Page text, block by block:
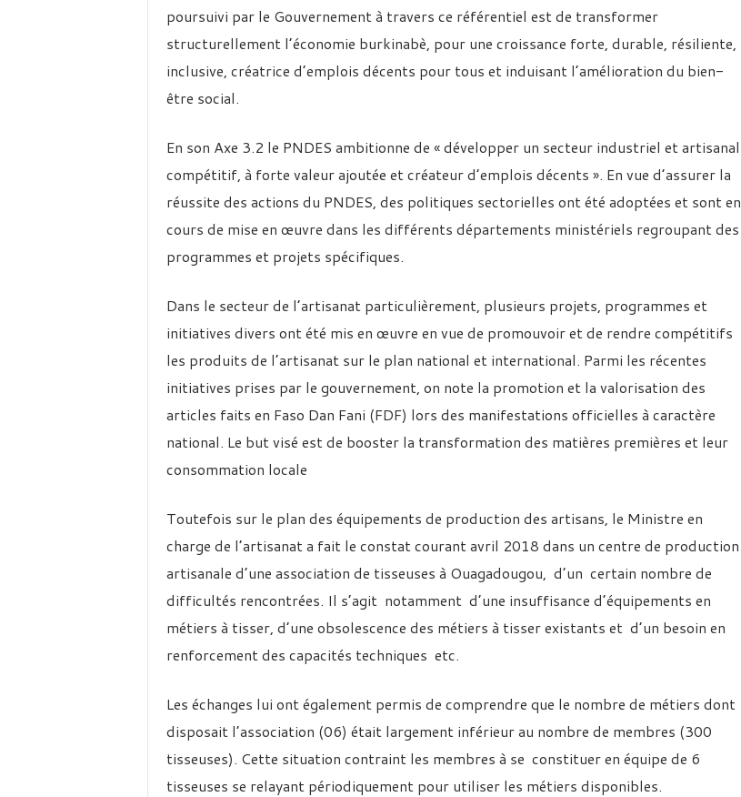
poursuivi par le Gouvernement à travers ce référentiel est de transformer
structurellement l’économie burkinabè, pour une croissance forte, durable, résiliente,
inclusive, créatrice d’emplois décents pour tous et induisant l’amélioration du bien-
être social.
En son Axe 3.2 le PNDES ambitionne de « développer un secteur industriel et artisanal
compétitif, à forte valeur ajoutée et créateur d’emplois décents ». En vue d’assurer la
réussite des actions du PNDES, des politiques sectorielles ont été adoptées et sont en
cours de mise en œuvre dans les différents départements ministériels regroupant des
programmes et projets spécifiques.
Dans le secteur de l’artisanat particulièrement, plusieurs projets, programmes et
initiatives divers ont été mis en œuvre en vue de promouvoir et de rendre compétitifs
les produits de l’artisanat sur le plan national et international. Parmi les récentes
initiatives prises par le gouvernement, on note la promotion et la valorisation des
articles faits en Faso Dan Fani (FDF) lors des manifestations officielles à caractère
national. Le but visé est de booster la transformation des matières premières et leur
consommation locale
Toutefois sur le plan des équipements de production des artisans, le Ministre en
charge de l’artisanat a fait le constat courant avril 2018 dans un centre de production
artisanale d’une association de tisseuses à Ouagadougou, d’un certain nombre de
difficultés rencontrées. Il s’agit notamment d’une insuffisance d’équipements en
métiers à tisser, d’une obsolescence des métiers à tisser existants et d’un besoin en
renforcement des capacités techniques etc.
Les échanges lui ont également permis de comprendre que le nombre de métiers dont
disposait l’association (06) était largement inférieur au nombre de membres (300
tisseuses). Cette situation contraint les membres à se constituer en équipe de 6
tisseuses se relayant périodiquement pour utiliser les métiers disponibles.